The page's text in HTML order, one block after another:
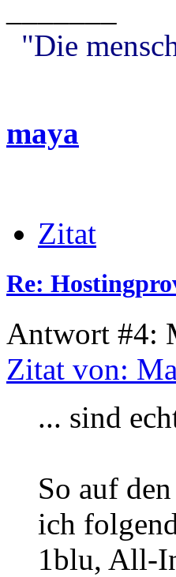
"Die
maya
Zitat
Re:
Antwort #4:
Zitat von:
... sind
So auf
ich
1blu, All-